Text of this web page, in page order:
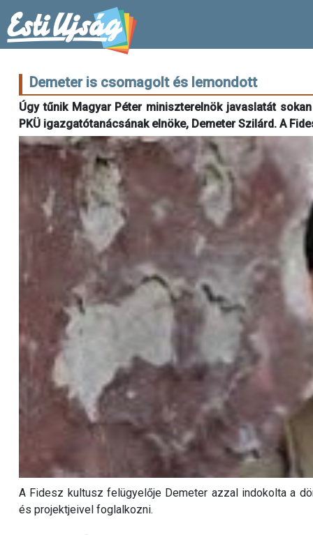
Demeter is csomagolt és lemondott
Úgy tűnik Magyar Péter miniszterelnök javaslatát
PKÜ igazgatótanácsának elnöke, Demeter Szilárd. A
A Fidesz kultusz felügyelője Demeter azzal indokolta a
és projektjeivel foglalkozni.